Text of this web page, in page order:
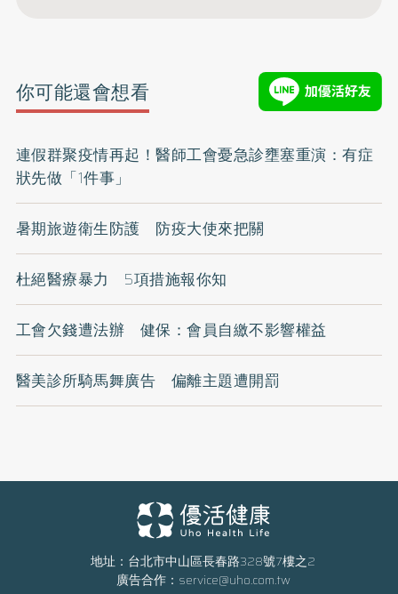
你可能還會想看
連假群聚疫情再起！醫師工會憂急診壅塞重演：有症
狀先做「1件事」
暑期旅遊衛生防護 防疫大使來把關
杜絕醫療暴力 5項措施報你知
工會欠錢遭法辦 健保：會員自繳不影響權益
醫美診所騎馬舞廣告 偏離主題遭開罰
地址：台北市中山區長春路328號7樓之2
廣告合作： service@uho.com.tw